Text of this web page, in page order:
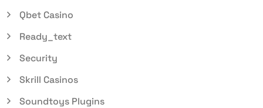
Qbet Casino
Ready_text
Security
Skrill Casinos
Soundtoys Plugins